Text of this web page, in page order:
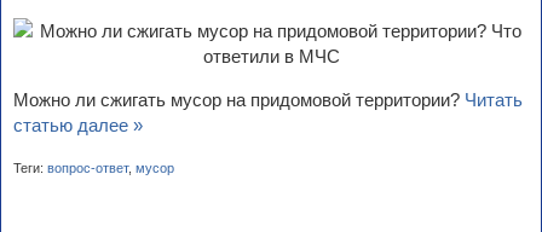
Можно ли сжигать мусор на придомовой территории? Читать
статью далее »
Теги: вопрос-ответ, мусор